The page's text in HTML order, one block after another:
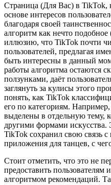
Страница (Для Вас) в TikTok,
основе интересов
благодаря своей
алгоритм как нечто
иллюзию, что TikTok почти
пользователей, предлагая
быть интересны в данный
работы алгоритма остаются
ползунками, даёт
заглянуть за кулисы этого
понять, как TikTok
его по категориям.
выделены в отдельную тему,
другими формами искусства.
TikTok сохранил свою связь
приложения для танцев, с
Стоит отметить, что это не
предоставить пользователям
алгоритмом рекомендаций.